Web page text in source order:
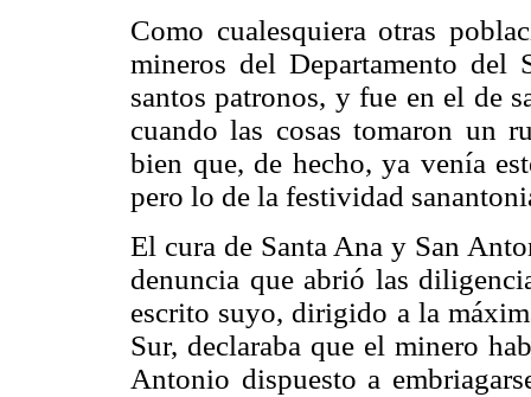
Como cualesquiera otras
mineros del Departamento del
santos patronos, y fue en el de
cuando las cosas tomaron un
bien que, de hecho, ya venía
pero lo de la festividad
El cura de Santa Ana y San
denuncia que abrió las
escrito suyo, dirigido a la
Sur, declaraba que el minero
Antonio dispuesto a